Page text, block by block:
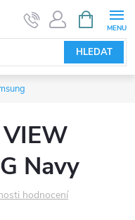
HLEDAT
NÁKUPNÍ
KOŠÍK
Navy
hodnocení